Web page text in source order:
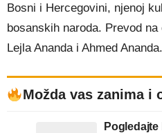
Bosni i Hercegovini, njenoj
bosanskih naroda. Prevod
Lejla Ananda i Ahmed Ananda.
Možda vas zanima i